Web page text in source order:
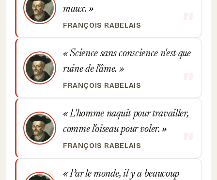
maux.
FRANÇOIS RABELAIS
Science sans conscience n'est que
ruine de l'âme.
FRANÇOIS RABELAIS
L'homme naquit pour travailler,
comme l'oiseau pour voler.
FRANÇOIS RABELAIS
Par le monde, il y a beaucoup